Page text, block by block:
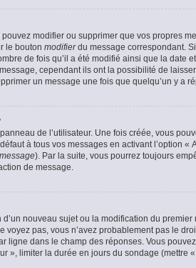
modifier ou supprimer que vos propres
le bouton modifierdu message correspondant.
de fois qu’il a été modifié ainsi que la date
cependant ils ont la possibilité de
un message une fois que quelqu’un y a
de l’utilisateur. Une fois créée, vous
à tous vos messages en activant l’option
). Par la suite, vous pourrez toujours
de message.
nouveau sujet ou la modification du
voyez pas, vous n’avez probablement pas le
ligne dans le champ des réponses. Vous
», limiter la durée en jours du sondage